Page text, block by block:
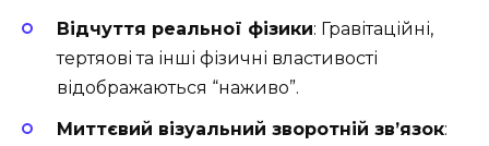
Відчуття реальної фізики: Гравітаційні,
тертяові та інші фізичні властивості
відображаються “наживо”.
Миттєвий візуальний зворотній зв’язок: